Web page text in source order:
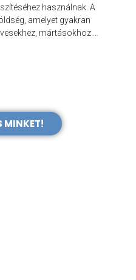
használnak. A
amelyet gyakran
mártásokhoz …
MINKET!